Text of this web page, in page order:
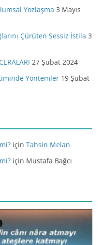
Yozlaşma 3 Mayıs
Çürüten Sessiz İstila 3
27 Şubat 2024
Yöntemler 19 Şubat
için Tahsin Melan
için Mustafa Bağcı